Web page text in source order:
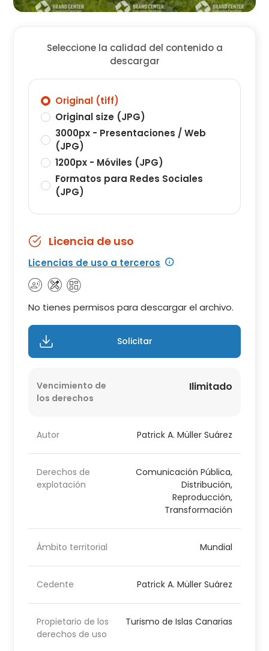
Seleccione la calidad del contenido a
descargar
Original (tiff)
Original size (JPG)
3000px - Presentaciones / Web
(JPG)
1200px - Móviles (JPG)
Formatos para Redes Sociales
(JPG)
Licencia de uso
Licencias de uso a terceros
No tienes permisos para descargar el archivo.
Solicitar
Vencimiento de
los derechos
Ilimitado
Autor Patrick A. Müller Suárez
Derechos de
explotación
Comunicación Pública,
Distribución,
Reproducción,
Transformación
Ámbito territorial Mundial
Cedente Patrick A. Müller Suárez
Propietario de los
derechos de uso
Turismo de Islas Canarias